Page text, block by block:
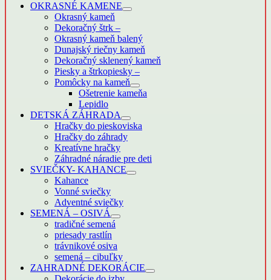
OKRASNÉ KAMENE
Okrasný kameň
Dekoračný štrk –
Okrasný kameň balený
Dunajský riečny kameň
Dekoračný sklenený kameň
Piesky a štrkopiesky –
Pomôcky na kameň
Ošetrenie kameňa
Lepidlo
DETSKÁ ZÁHRADA
Hračky do pieskoviska
Hračky do záhrady
Kreatívne hračky
Záhradné náradie pre deti
SVIEČKY- KAHANCE
Kahance
Vonné sviečky
Adventné sviečky
SEMENÁ – OSIVÁ
tradičné semená
priesady rastlín
trávnikové osiva
semená – cibuľky
ZAHRADNÉ DEKORÁCIE